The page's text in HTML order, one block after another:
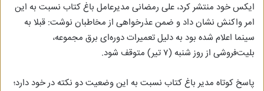
ایکس خود منتشر کرد، علی رمضانی مدیرعامل باغ کتاب نسبت به این
امر واکنش نشان داد و ضمن عذرخواهی از مخاطبان نوشت: قبلا به
سینما اعلام شده بود به دلیل تعمیرات دوره‌ای برق مجموعه،
بلیت‌فروشی از روز شنبه (۷ تیر) متوقف شود.
پاسخ کوتاه مدیر باغ کتاب نسبت به این وضعیت دو نکته در خود دارد؛